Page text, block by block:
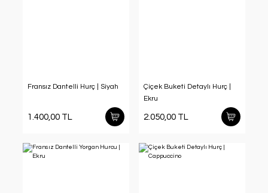
Fransız Dantelli Hurç | Siyah
1.400,00 TL
Çiçek Buketi Detaylı Hurç |
Ekru
2.050,00 TL